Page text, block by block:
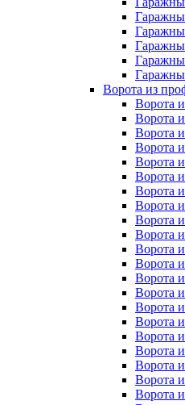
Ворота из
Ворота
Ворота
Ворота
Ворота
Ворота
Ворота
Ворота
Ворота
Ворота
Ворота
Ворота
Ворота
Ворота
Ворота
Ворота
Ворота
Ворота
Ворота
Ворота
Ворота
Ворота